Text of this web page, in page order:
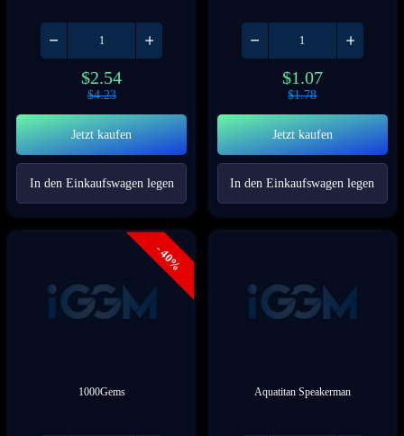
$2.54
$4.23
Jetzt kaufen
In den Einkaufswagen legen
$1.07
$1.78
Jetzt kaufen
In den Einkaufswagen legen
- 40%
1000Gems Aquatitan Speakerman